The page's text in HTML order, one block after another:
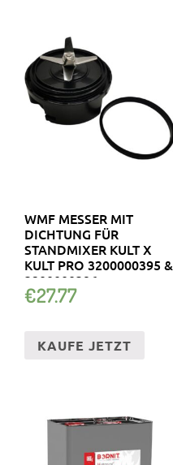
WMF MESSER MIT
DICHTUNG FÜR
STANDMIXER KULT X
KULT PRO 3200000395 &
3200000396
€27.77
KAUFE JETZT